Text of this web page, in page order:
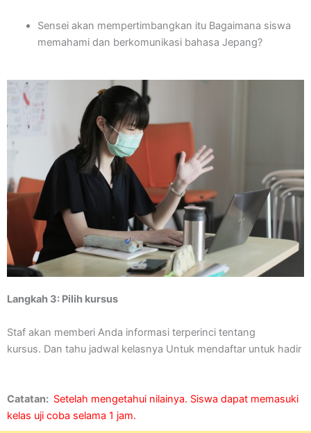
Sensei akan mempertimbangkan itu Bagaimana siswa
memahami dan berkomunikasi bahasa Jepang?
Langkah 3: Pilih kursus
Staf akan memberi Anda informasi terperinci tentang
kursus. Dan tahu jadwal kelasnya Untuk mendaftar untuk hadir
Catatan: Setelah mengetahui nilainya. Siswa dapat memasuki
kelas uji coba selama 1 jam.